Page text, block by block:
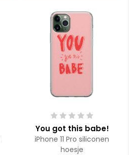
You got this babe!
iPhone 11 Pro siliconen
hoesje